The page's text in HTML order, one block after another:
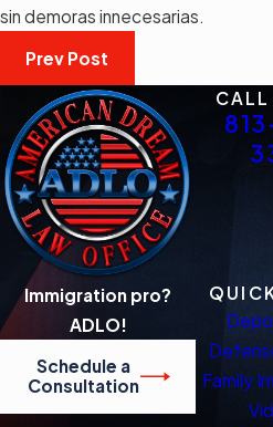
sin demoras innecesarias.
Prev Post
Immigration pro?
ADLO!
Schedule a
Consultation
Family